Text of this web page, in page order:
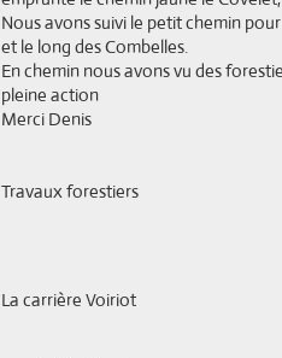
Nous avons suivi le petit chemin
et le long des Combelles.
En chemin nous avons vu des
pleine action
Merci Denis
Travaux forestiers
La carrière Voiriot